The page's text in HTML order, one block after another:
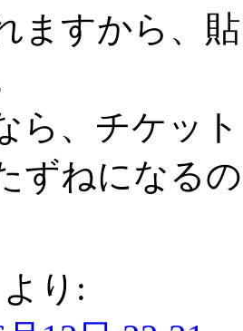
ますから、
ら、チケッ
ずねになる
より: